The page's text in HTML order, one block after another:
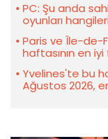
PC: Şu anda
oyunları
Paris ve Île-de-
haftasının en iyi
Yvelines'te bu
Ağustos 2026,